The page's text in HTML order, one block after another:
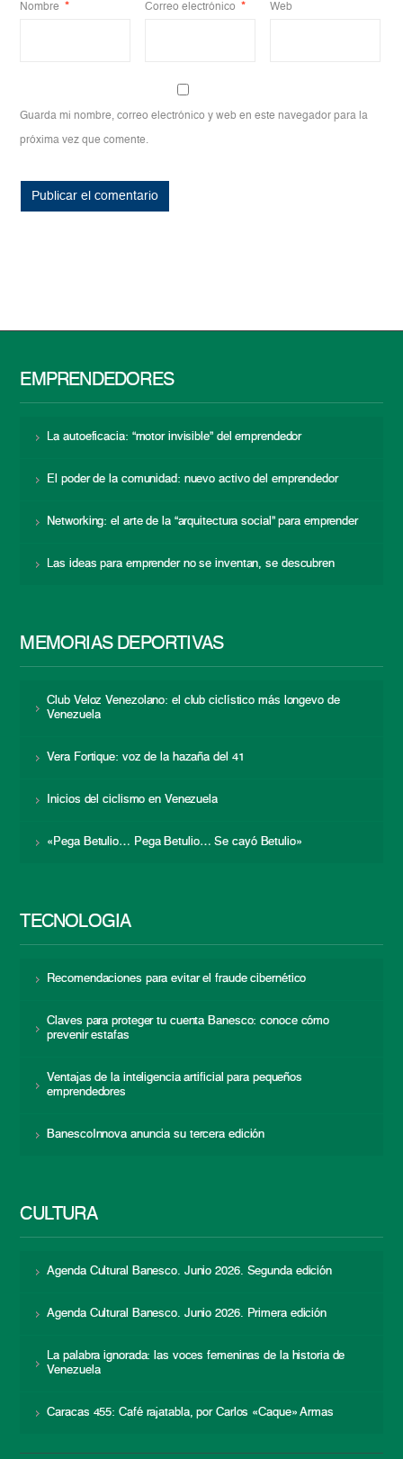
Nombre * Correo electrónico * Web
Guarda mi nombre, correo electrónico y web en este navegador para la
próxima vez que comente.
EMPRENDEDORES
La autoeficacia: “motor invisible” del emprendedor
El poder de la comunidad: nuevo activo del emprendedor
Networking: el arte de la “arquitectura social” para emprender
Las ideas para emprender no se inventan, se descubren
MEMORIAS DEPORTIVAS
Club Veloz Venezolano: el club ciclístico más longevo de
Venezuela
Vera Fortique: voz de la hazaña del 41
Inicios del ciclismo en Venezuela
«Pega Betulio… Pega Betulio… Se cayó Betulio»
TECNOLOGÍA
Recomendaciones para evitar el fraude cibernético
Claves para proteger tu cuenta Banesco: conoce cómo
prevenir estafas
Ventajas de la inteligencia artificial para pequeños
emprendedores
BanescoInnova anuncia su tercera edición
CULTURA
Agenda Cultural Banesco. Junio 2026. Segunda edición
Agenda Cultural Banesco. Junio 2026. Primera edición
La palabra ignorada: las voces femeninas de la historia de
Venezuela
Caracas 455: Café rajatabla, por Carlos «Caque» Armas